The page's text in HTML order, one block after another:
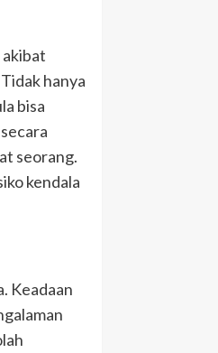
akibat
hanya
bisa
seorang.
kendala
Keadaan